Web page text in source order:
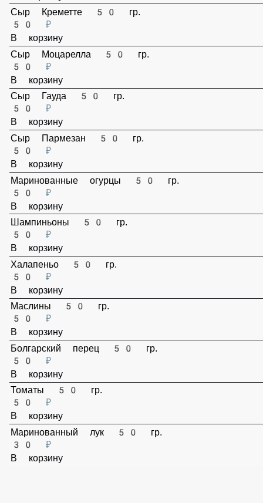
Терияки соус 30 гр.
50 ₽
В корзину
Сыр Фета 50 гр.
50 ₽
В корзину
Сыр Креметте 50 гр.
50 ₽
В корзину
Сыр Моцарелла 50 гр.
50 ₽
В корзину
Сыр Гауда 50 гр.
50 ₽
В корзину
Сыр Пармезан 50 гр.
50 ₽
В корзину
Маринованные огурцы 50 гр.
50 ₽
В корзину
Шампиньоны 50 гр.
50 ₽
В корзину
Халапеньо 50 гр.